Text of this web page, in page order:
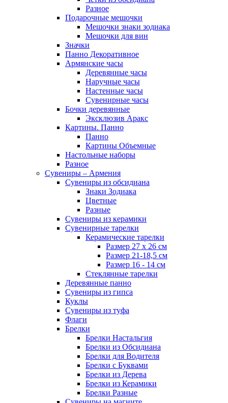
Разное
Подарочные мешочки
Мешочки знаки зодиака
Мешочки для вин
Значки
Панно Декоративное
Армянские часы
Деревянные часы
Наручные часы
Настенные часы
Сувенирные часы
Бочки деревянные
Эксклюзив Аракс
Картины. Панно
Панно
Картины Объемные
Настольные наборы
Разное
Сувениры – Армения
Сувениры из обсидиана
Знаки Зодиака
Цветные
Разные
Сувениры из керамики
Сувенирные тарелки
Керамические тарелки
Размер 27 х 26 см
Размер 21-18,5 см
Размер 16 - 14 см
Стеклянные тарелки
Деревянные панно
Сувениры из гипса
Куклы
Сувениры из туфа
Флаги
Брелки
Брелки Настальгия
Брелки из Обсидиана
Брелки для Водителя
Брелки с Буквами
Брелки из Дерева
Брелки из Керамики
Брелки Разные